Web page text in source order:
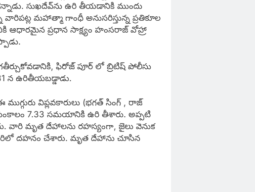
సుఖదేవ్‌ను ఉరి తీయడానికి ముందు
మహాత్మా గాంధీ అనుసరిస్తున్న ప్రతికూల
ఆధారమైన ప్రధాన సాక్ష్యం హంసరాజ్ వోహ్రా
ఫిరోజ్ పూర్ లో బ్రిటిష్ పోలీసు
న ఉరితీయబడ్డాడు.
ముగ్గురు విప్లవకారులు (భగత్ సింగ్ , రాజ్
7.33 సమయానికి ఉరి తీశారు. అప్పటి
వారి మృత దేహాలను రహస్యంగా, జైలు వెనుక
దహనం చేశారు. మృత దేహాను చూసిన